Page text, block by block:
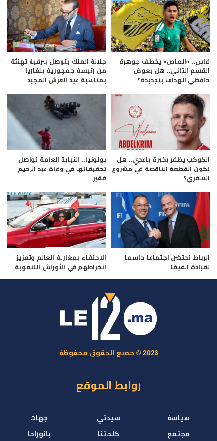
فاس.. «الماص» يخطف جوهرة
القسم الثاني.. هل يعوض
حافظي الهداف بنجديدة؟
جلالة الملك يتوصل ببرقية تهنئة
من رئيسة جمهورية بلغاريا
بمناسبة عيد العرش المجيد
الكوكب يظفر بخبرة باعدي.. هل
تكون القطعة الناقصة في مشروع
السفري؟
بولونيا.. النيابة العامة تواصل
تحقيقاتها في وفاة عبد الرحيم
فقير
الرباط تحتضن اجتماعا حاسما
لقيادة الفيفا
الاحتفاء بمغاربة العالم وتعزيز
انخراطهم في الأوراش التنموية
2026 © جميع الحقوق محفوظة
روابط الموقع
سياسة
مجتمع
سيدتي
كلمتنا
جهات
بانوراما